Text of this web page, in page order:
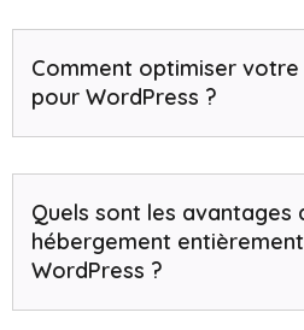
Comment optimiser
pour WordPress ?
Quels sont les avantages
hébergement
WordPress ?